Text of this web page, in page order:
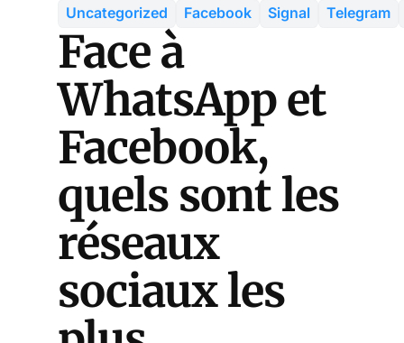
Uncategorized Facebook Signal Telegram
Face à
WhatsApp et
Facebook,
quels sont les
réseaux
sociaux les